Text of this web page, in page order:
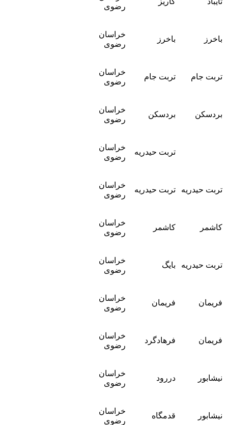
رضوی
باخرز باخرز
خراسان
رضوی
تربت جام تربت جام
خراسان
رضوی
بردسکن بردسکن
خراسان
رضوی
تربت حیدریه
خراسان
رضوی
تربت حیدریه تربت حیدریه
خراسان
رضوی
کاشمر کاشمر
خراسان
رضوی
تربت حیدریه بایگ
خراسان
رضوی
فریمان فریمان
خراسان
رضوی
فریمان فرهادگرد
خراسان
رضوی
نیشابور دررود
خراسان
رضوی
نیشابور قدمگاه
خراسان
رضوی